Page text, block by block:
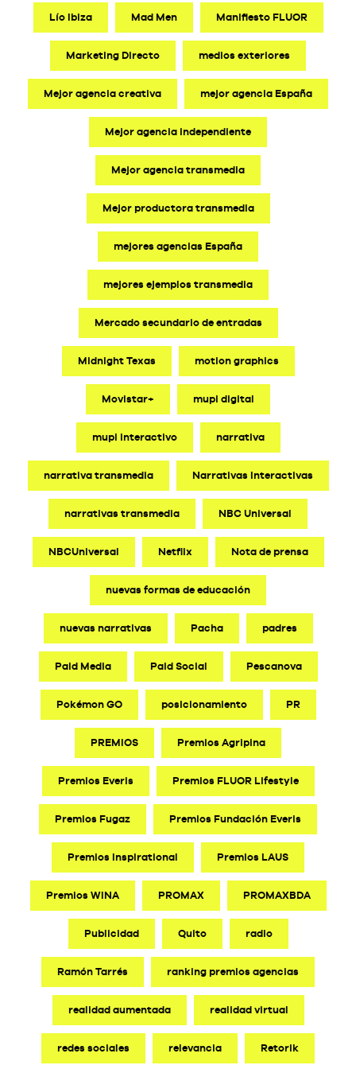
Lío Ibiza Mad Men Manifiesto FLUOR
Marketing Directo medios exteriores
Mejor agencia creativa mejor agencia España
Mejor agencia independiente
Mejor agencia transmedia
Mejor productora transmedia
mejores agencias España
mejores ejemplos transmedia
Mercado secundario de entradas
Midnight Texas motion graphics
Movistar+ mupi digital
mupi interactivo narrativa
narrativa transmedia Narrativas Interactivas
narrativas transmedia NBC Universal
NBCUniversal Netflix Nota de prensa
nuevas formas de educación
nuevas narrativas Pacha padres
Paid Media Paid Social Pescanova
Pokémon GO posicionamiento PR
PREMIOS Premios Agripina
Premios Everis Premios FLUOR Lifestyle
Premios Fugaz Premios Fundación Everis
Premios Inspirational Premios LAUS
Premios WINA PROMAX PROMAXBDA
Publicidad Quito radio
Ramón Tarrés ranking premios agencias
realidad aumentada realidad virtual
redes sociales relevancia Retorik